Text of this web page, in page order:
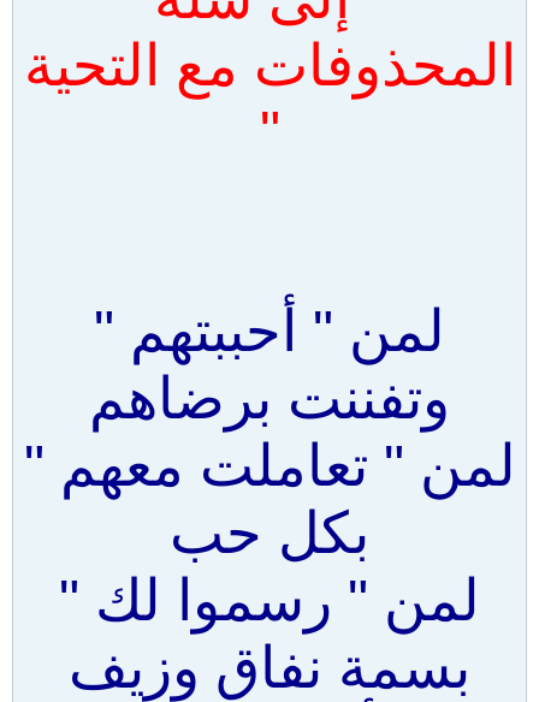
المحذوفات مع التحية
"
لمن " أحببتهم "
وتفننت برضاهم
لمن " تعاملت معهم "
بكل حب
لمن " رسموا لك "
بسمة نفاق وزيف